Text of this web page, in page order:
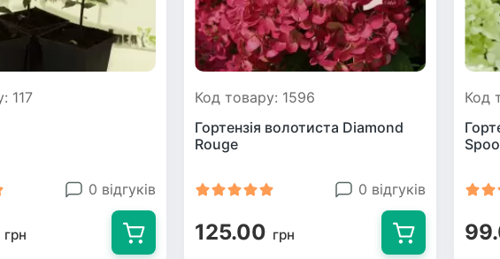
117
0 відгуків
грн
Код товару: 1596
Гортензія волотиста Diamond
Rouge
0 відгуків
125.00 грн
Код